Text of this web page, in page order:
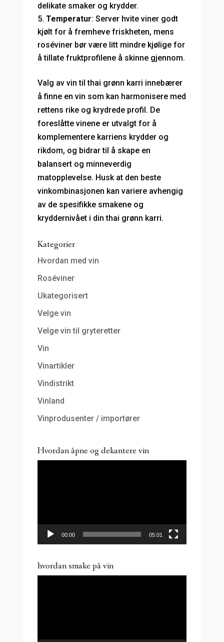
delikate smaker og krydder.
Temperatur: Server hvite viner godt
kjølt for å fremheve friskheten, mens
roséviner bør være litt mindre kjølige for
å tillate fruktprofilene å skinne gjennom.
Valg av vin til thai grønn karri innebærer
å finne en vin som kan harmonisere med
rettens rike og krydrede profil. De
foreslåtte vinene er utvalgt for å
komplementere karriens krydder og
rikdom, og bidrar til å skape en
balansert og minneverdig
matopplevelse. Husk at den beste
vinkombinasjonen kan variere avhengig
av de spesifikke smakene og
kryddernivået i din thai grønn karri.
Kategorier
Hvordan med vin
Roséviner
Ukategorisert
Velge vin
Velge vin til gryteretter
Vin
Vinartikler
Vindistrikt
Vinland
Vinprodusenter / importører
Hvordan åpne og dekantere vin
00:00 05:01
hvordan smake på vin